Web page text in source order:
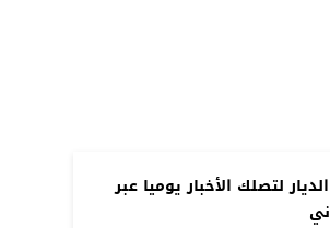
لتصلك الأخبار يوميا عبر